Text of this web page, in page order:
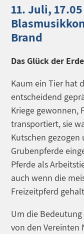
11. Juli,
Brand
Das Glück der
Kaum ein Tier hat
entscheidend
Kriege gewonnen,
transportiert, sie
Kutschen
Grubenpferde
Pferde als
auch wenn die
Freizeitpferd
Um die
von den Vereinten